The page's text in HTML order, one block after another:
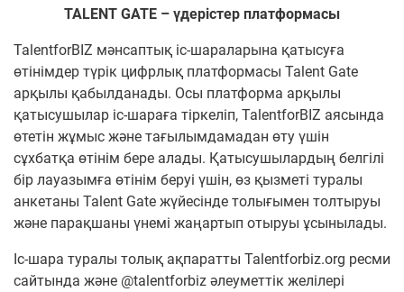
TALENT GATE – үдерістер платформасы
TalentforBIZ мәнсаптық іс-шараларына қатысуға
өтінімдер түрік цифрлық платформасы Talent Gate
арқылы қабылданады. Осы платформа арқылы
қатысушылар іс-шараға тіркеліп, TalentforBIZ аясында
өтетін жұмыс және тағылымдамадан өту үшін
сұхбатқа өтінім бере алады. Қатысушылардың белгілі
бір лауазымға өтінім беруі үшін, өз қызметі туралы
анкетаны Talent Gate жүйесінде толығымен толтыруы
және парақшаны үнемі жаңартып отыруы ұсынылады.
Іс-шара туралы толық ақпаратты Talentforbiz.org ресми
сайтында және @talentforbiz әлеуметтік желілері